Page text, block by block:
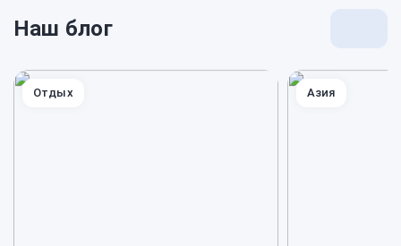
Наш блог
Отдых Азия